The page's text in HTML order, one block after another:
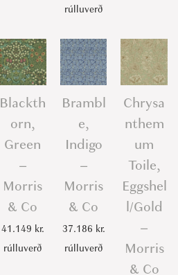
rúlluverð
Blackth
orn,
Green
–
Morris
& Co
41.149 kr.
rúlluverð
Brambl
e,
Indigo
–
Morris
& Co
37.186 kr.
rúlluverð
Chrysa
nthem
um
Toile,
Eggshel
l/Gold
–
Morris
& Co